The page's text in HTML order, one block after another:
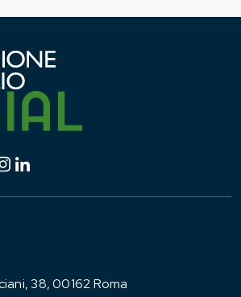
(link esterno)
Instagram (link esterno)
38, 00162 Roma